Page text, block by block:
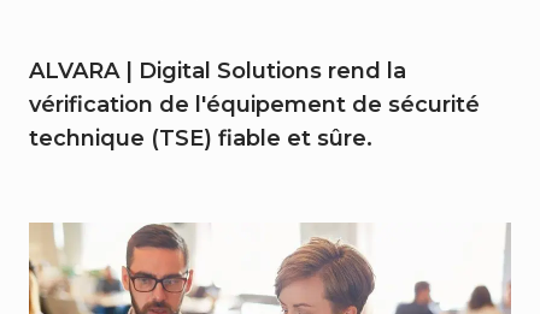
ALVARA | Digital Solutions rend la
vérification de l'équipement de sécurité
technique (TSE) fiable et sûre.